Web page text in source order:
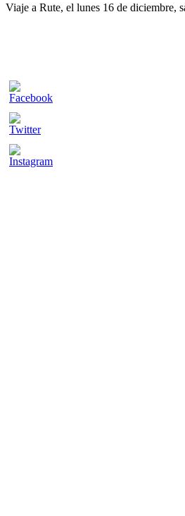
Viaje a Rute, el lunes 16 de diciembre,